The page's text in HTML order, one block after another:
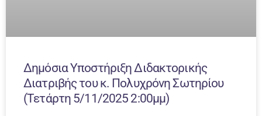
Δημόσια Υποστήριξη Διδακτορικής
Διατριβής τoυ κ. Πολυχρόνη Σωτηρίου
(Τετάρτη 5/11/2025 2:00μμ)